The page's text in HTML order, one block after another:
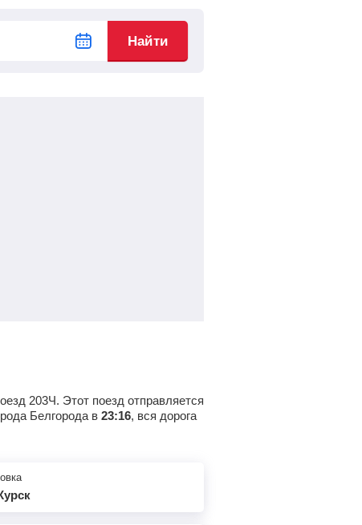
Найти
203Ч. Этот поезд отправляется
Белгорода в 23:16, вся дорога